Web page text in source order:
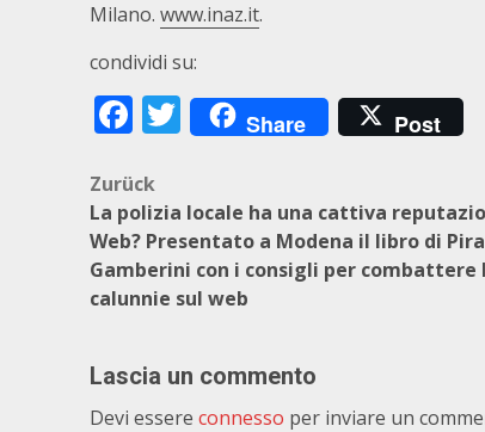
Milano. www.inaz.it.
condividi su:
Facebook
Twitter
Share Post
Beitragsnavigation
Zurück
La polizia locale ha una cattiva
Web? Presentato a Modena il libro di
Gamberini con i consigli per combattere
calunnie sul web
Lascia un commento
Devi essere connesso per inviare un